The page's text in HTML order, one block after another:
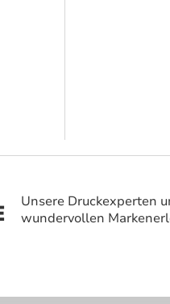
Unsere Druckexperten
wundervollen